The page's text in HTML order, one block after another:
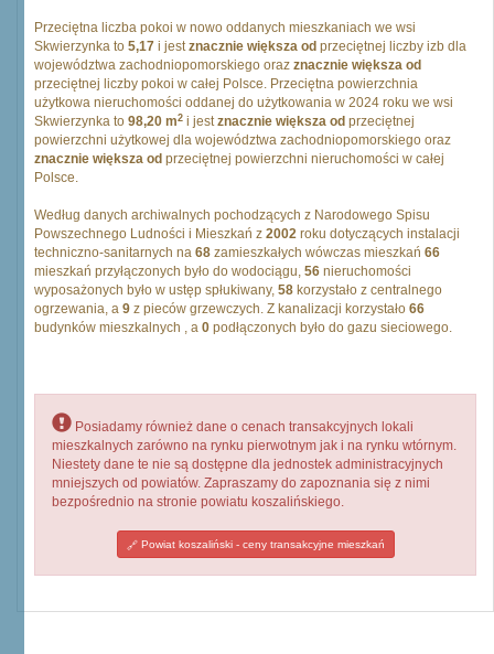
Przeciętna liczba pokoi w nowo oddanych mieszkaniach we wsi
Skwierzynka to 5,17 i jestznacznie większa od przeciętnej liczby izb dla
województwa zachodniopomorskiego oraz znacznie większa od
przeciętnej liczby pokoi w całej Polsce. Przeciętna powierzchnia
użytkowa nieruchomości oddanej do użytkowania w 2024 roku we wsi
Skwierzynka to 98,20 m2 i jestznacznie większa od przeciętnej
powierzchni użytkowej dla województwa zachodniopomorskiego oraz
znacznie większa od przeciętnej powierzchni nieruchomości w całej
Polsce.
Według danych archiwalnych pochodzących z Narodowego Spisu
Powszechnego Ludności i Mieszkań z 2002 roku dotyczących instalacji
techniczno-sanitarnych na 68 zamieszkałych wówczas mieszkań 66
mieszkań przyłączonych było do wodociągu, 56 nieruchomości
wyposażonych było w ustęp spłukiwany, 58 korzystało z centralnego
ogrzewania, a 9 z pieców grzewczych. Z kanalizacji korzystało 66
budynków mieszkalnych , a 0 podłączonych było do gazu sieciowego.
Posiadamy również dane o cenach transakcyjnych lokali
mieszkalnych zarówno na rynku pierwotnym jak i na rynku wtórnym.
Niestety dane te nie są dostępne dla jednostek administracyjnych
mniejszych od powiatów. Zapraszamy do zapoznania się z nimi
bezpośrednio na stronie powiatu koszalińskiego.
Powiat koszaliński - ceny transakcyjne mieszkań